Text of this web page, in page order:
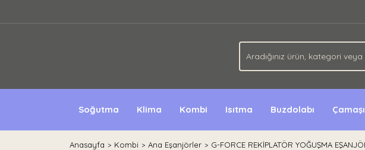
Soğutma Klima Kombi Isıtma Buzdolabı
Anasayfa Kombi Ana Eşanjörler G-FORCE REKİPLATÖR YOĞUŞMA